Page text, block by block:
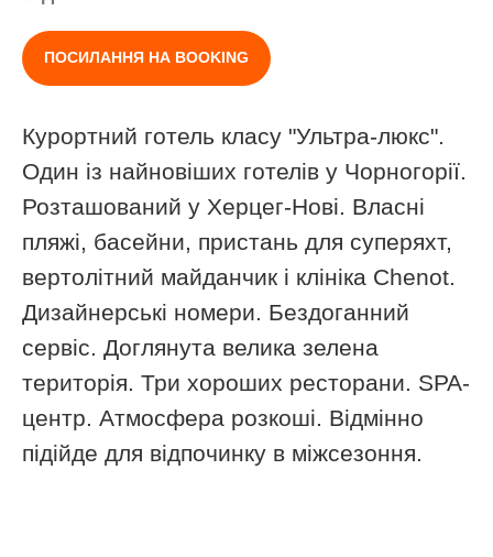
ПОСИЛАННЯ НА BOOKING
Курортний готель класу "Ультра-люкс".
Один із найновіших готелів у Чорногорії.
Розташований у Херцег-Нові. Власні
пляжі, басейни, пристань для суперяхт,
вертолітний майданчик і клініка Chenot.
Дизайнерські номери. Бездоганний
сервіс. Доглянута велика зелена
територія. Три хороших ресторани. SPA-
центр. Атмосфера розкоші. Відмінно
підійде для відпочинку в міжсезоння.